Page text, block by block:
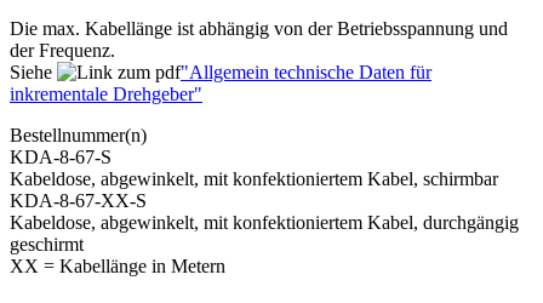
Die max. Kabellänge ist abhängig von der Betriebsspannung und
der Frequenz.
Siehe
"Allgemein technische Daten für
inkrementale Drehgeber"
Bestellnummer(n)
KDA-8-67-S
Kabeldose, abgewinkelt, mit konfektioniertem Kabel, schirmbar
KDA-8-67-XX-S
Kabeldose, abgewinkelt, mit konfektioniertem Kabel, durchgängig
geschirmt
XX = Kabellänge in Metern